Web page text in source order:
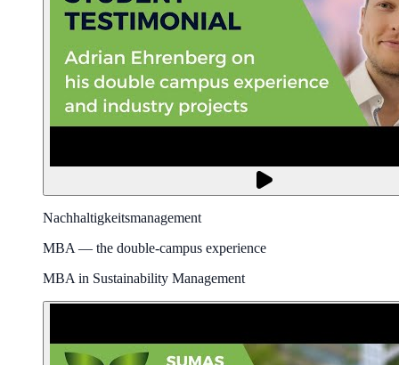
Nachhaltigkeitsmanagement
MBA — the double-campus experience
MBA in Sustainability Management